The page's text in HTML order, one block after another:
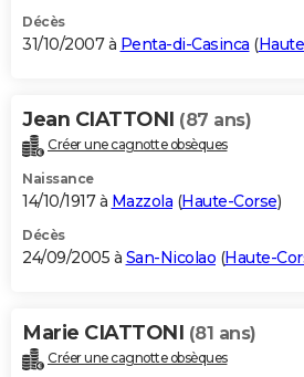
Décès
31/10/2007 à Penta-di-Casinca (
Jean CIATTONI (87 ans)
Créer une cagnotte obsèques
Naissance
14/10/1917 à Mazzola (Haute-Corse)
Décès
24/09/2005 à San-Nicolao (Haute-
Marie CIATTONI (81 ans)
Créer une cagnotte obsèques